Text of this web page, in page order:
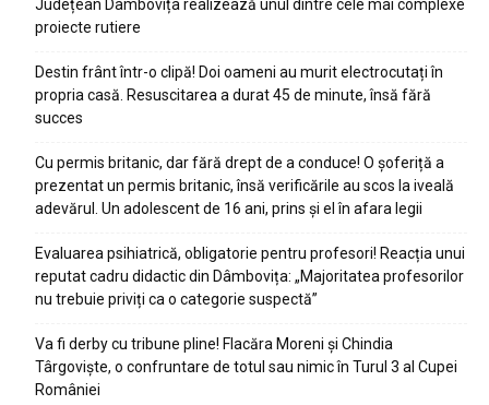
Județean Dâmbovița realizează unul dintre cele mai complexe
proiecte rutiere
Destin frânt într-o clipă! Doi oameni au murit electrocutați în
propria casă. Resuscitarea a durat 45 de minute, însă fără
succes
Cu permis britanic, dar fără drept de a conduce! O șoferiță a
prezentat un permis britanic, însă verificările au scos la iveală
adevărul. Un adolescent de 16 ani, prins și el în afara legii
Evaluarea psihiatrică, obligatorie pentru profesori! Reacția unui
reputat cadru didactic din Dâmbovița: „Majoritatea profesorilor
nu trebuie priviți ca o categorie suspectă”
Va fi derby cu tribune pline! Flacăra Moreni și Chindia
Târgoviște, o confruntare de totul sau nimic în Turul 3 al Cupei
României